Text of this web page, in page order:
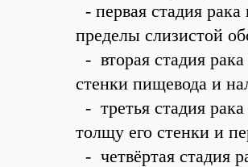
- первая стадия
пределы слизистой
- вторая стадия
стенки пищевода и
- третья стадия
толщу его стенки и
- четвёртая стадия